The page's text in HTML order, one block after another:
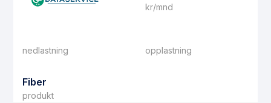
kr/mnd
nedlastning opplastning
Fiber
produkt